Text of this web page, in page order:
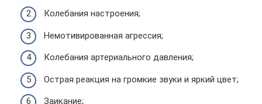
Колебания настроения;
Немотивированная агрессия;
Колебания артериального давления;
Острая реакция на громкие звуки и яркий цвет;
Заикание;